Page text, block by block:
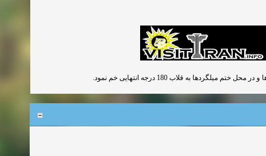
به قلاب 180 درجه انتهایی خم نمود.